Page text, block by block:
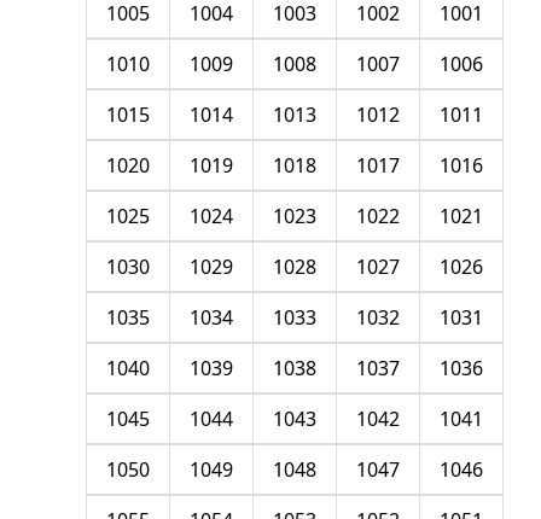
1001
1002
1003
1004
1005
1006
1007
1008
1009
1010
1011
1012
1013
1014
1015
1016
1017
1018
1019
1020
1021
1022
1023
1024
1025
1026
1027
1028
1029
1030
1031
1032
1033
1034
1035
1036
1037
1038
1039
1040
1041
1042
1043
1044
1045
1046
1047
1048
1049
1050